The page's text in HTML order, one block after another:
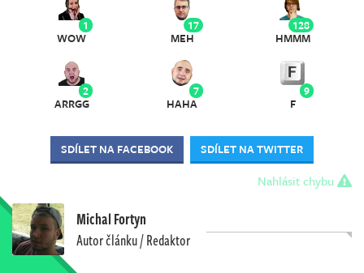
1
WOW
17
MEH
128
HMMM
2
ARRGG
7
HAHA
9
F
SDÍLET NA FACEBOOK SDÍLET NA TWITTER
Nahlásit chybu
Michal Fortyn
Autor článku / Redaktor